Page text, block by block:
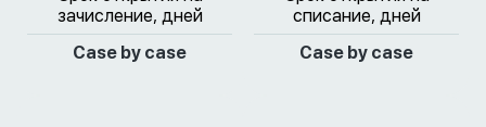
зачисление, дней
Case by case
списание, дней
Case by case